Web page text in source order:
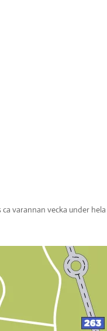
varannan vecka under hela